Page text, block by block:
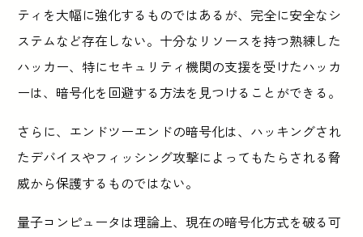
ティを大幅に強化するものではあるが、完全に安全なシ
ステムなど存在しない。十分なリソースを持つ熟練した
ハッカー、特にセキュリティ機関の支援を受けたハッカ
ーは、暗号化を回避する方法を見つけることができる。
さらに、エンドツーエンドの暗号化は、ハッキングされ
たデバイスやフィッシング攻撃によってもたらされる脅
威から保護するものではない。
量子コンピュータは理論上、現在の暗号化方式を破る可